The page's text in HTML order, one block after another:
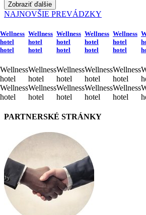
Zobraziť ďalšie
NAJNOVŠIE PREVÁDZKY
Wellness
hotel
hotel
Wellness
hotel
Wellness
hotel
Wellness
hotel
hotel
Wellness
hotel
Wellness
hotel
Wellness
hotel
hotel
Wellness
hotel
Wellness
hotel
Wellness
hotel
hotel
Wellness
hotel
Wellness
hotel
Wellness
hotel
hotel
Wellness
hotel
Wellness
hotel
PARTNERSKÉ STRÁNKY